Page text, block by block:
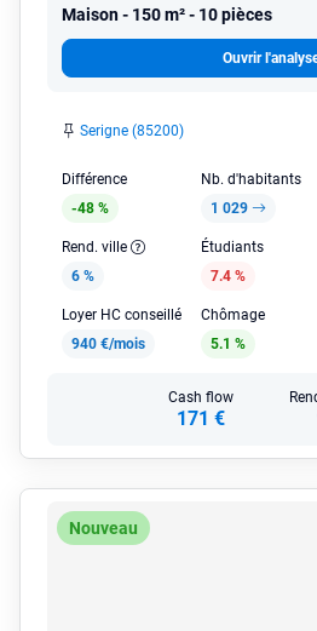
Maison 150 m² - 10 pièces
Ouvrir
Serigne (85200)
Différence
-48 %
Nb. d'habitants
1 029
Rend. ville
6 %
Étudiants
7.4 %
Loyer HC conseillé
940 €/mois
Chômage
5.1 %
Cash flow
171 €
Nouveau